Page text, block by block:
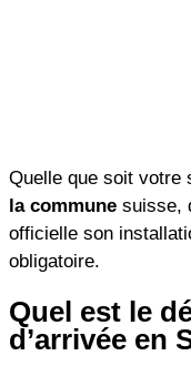
Quelle que soit votre
la commune suisse,
officielle son
obligatoire.
Quel est le
d’arrivée en